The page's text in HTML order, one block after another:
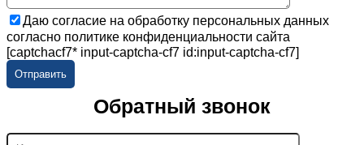
Даю согласие на обработку персональных данных
согласно политике конфиденциальности сайта
[captchacf7* input-captcha-cf7 id:input-captcha-cf7]
Обратный звонок